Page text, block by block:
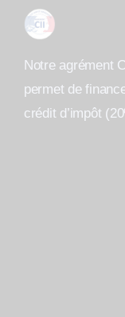
Notre agrément
permet de
crédit d’impôt